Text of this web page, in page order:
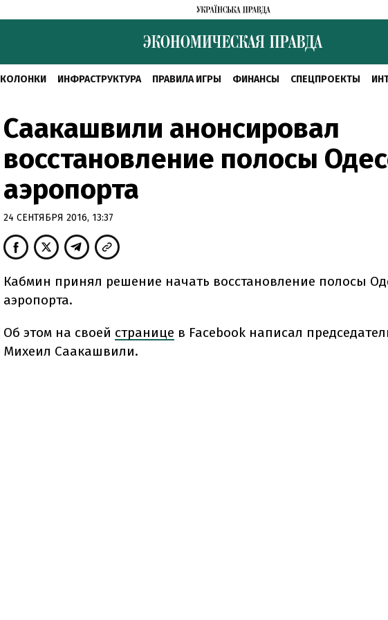
КОЛОНКИ ИНФРАСТРУКТУРА ПРАВИЛА ИГРЫ ФИНАНСЫ СПЕЦПРОЕКТЫ
Саакашвили анонсировал
восстановление полосы
аэропорта
24 СЕНТЯБРЯ 2016, 13:37
Кабмин принял решение начать восстановление полосы
аэропорта.
Об этом на своей странице в Facebook написал
Михеил Саакашвили.